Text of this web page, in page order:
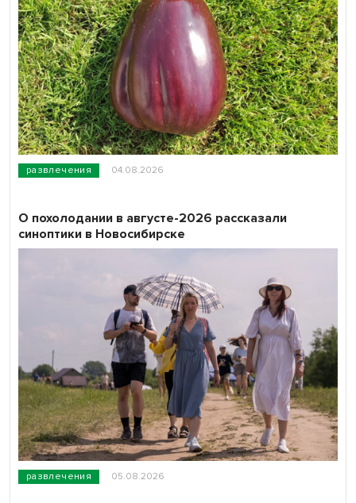
развлечения 04.08.2026
развлечения 05.08.2026
О похолодании в августе-2026 рассказали
синоптики в Новосибирске